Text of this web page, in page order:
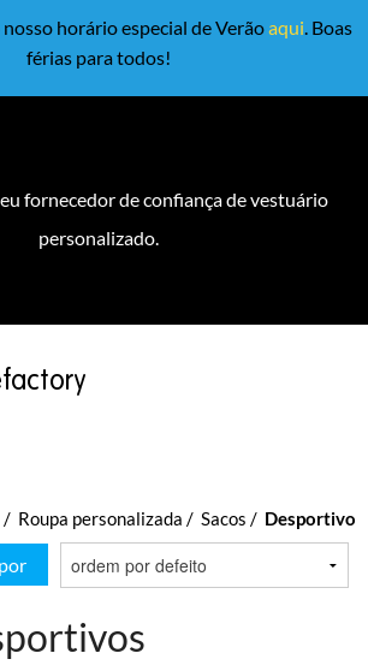
horário especial de Verãoaqui. Boas
férias para todos!
fornecedor de confiança de vestuário
personalizado.
Roupa personalizada Sacos Desportivos